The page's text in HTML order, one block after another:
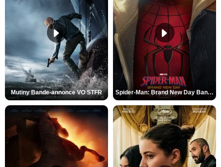
Mutiny Bande-annonce VO STFR Spider-Man: Brand New Day Bande-annonce VO STFR